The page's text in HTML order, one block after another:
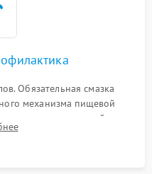
Обязательная смазка
механизма пищевой
программной
от кофейных масел.